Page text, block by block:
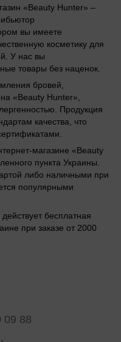
«Beauty Hunter» –
вы имеете
косметику для
У нас вы
товары без наценок.
бровей,
«Beauty Hunter»,
Продукция
качества, что
магазине «Beauty
пункта Украины.
либо наличными при
популярными
бесплатная
при заказе от 2000
09 88